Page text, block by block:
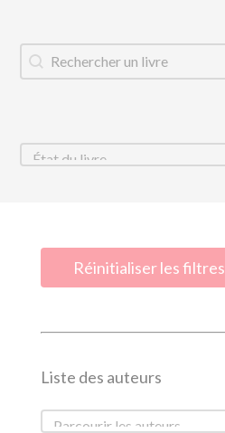
Titre du livre
Rechercher
État
Sélectionnez le contenu
Réinitialiser les filtres
Liste des auteurs
Liste des auteurs
Liste des auteurs